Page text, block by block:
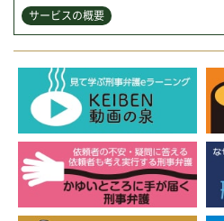
サービスの概要